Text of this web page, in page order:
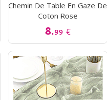
Chemin De Table En Gaze De
Coton Rose
8.99 €